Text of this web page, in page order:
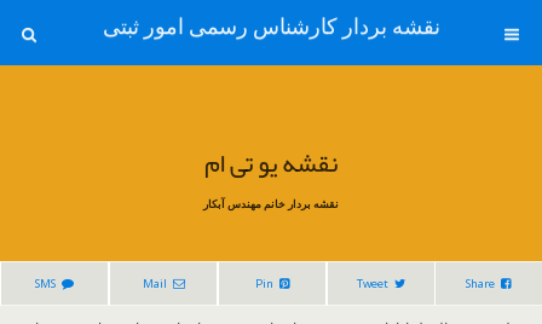
نقشه بردار کارشناس رسمی امور ثبتی
نقشه یو تی ام
نقشه بردار خانم مهندس آبکار
Share
Tweet
Pin
Mail
SMS